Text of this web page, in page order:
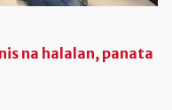
na halalan, panata